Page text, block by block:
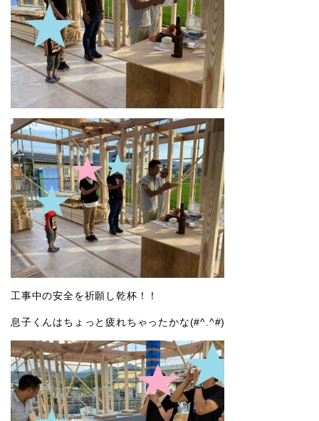
工事中の安全を祈願し乾杯！！
息子くんはちょっと疲れちゃったかな(#^.^#)